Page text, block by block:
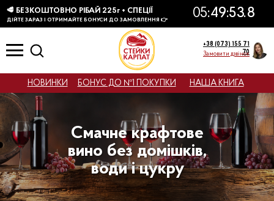
+38 (073) 155 71
70
Замовити дзвінок
Смачне крафтове
вино без домішків,
води і цукру
НОВИНКИ БОНУС ДО №1 ПОКУПКИ НАША КНИГА